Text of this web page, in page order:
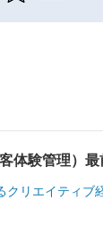
体験管理）
クリエイティブ